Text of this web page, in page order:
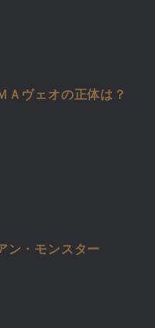
Ａヴェオの正体は？
ン・モンスター